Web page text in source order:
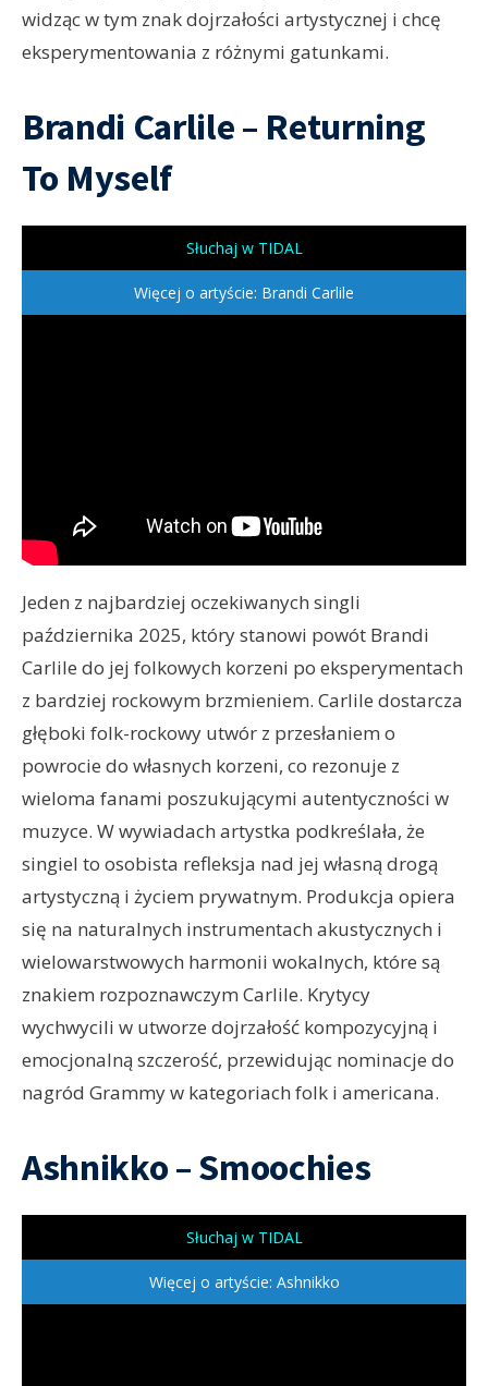
widząc w tym znak dojrzałości artystycznej i chcę
eksperymentowania z różnymi gatunkami.
Brandi Carlile – Returning
To Myself
Słuchaj w TIDAL
Więcej o artyście: Brandi Carlile
Jeden z najbardziej oczekiwanych singli
października 2025, który stanowi powót Brandi
Carlile do jej folkowych korzeni po eksperymentach
z bardziej rockowym brzmieniem. Carlile dostarcza
głęboki folk-rockowy utwór z przesłaniem o
powrocie do własnych korzeni, co rezonuje z
wieloma fanami poszukującymi autentyczności w
muzyce. W wywiadach artystka podkreślała, że
singiel to osobista refleksja nad jej własną drogą
artystyczną i życiem prywatnym. Produkcja opiera
się na naturalnych instrumentach akustycznych i
wielowarstwowych harmonii wokalnych, które są
znakiem rozpoznawczym Carlile. Krytycy
wychwycili w utworze dojrzałość kompozycyjną i
emocjonalną szczerość, przewidując nominacje do
nagród Grammy w kategoriach folk i americana.
Ashnikko – Smoochies
Słuchaj w TIDAL
Więcej o artyście: Ashnikko